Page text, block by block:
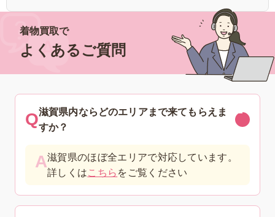
着物買取で
よくあるご質問
滋賀県内ならどのエリアまで来てもらえま
すか？
滋賀県のほぼ全エリアで対応しています。
詳しくはこちら をご覧ください